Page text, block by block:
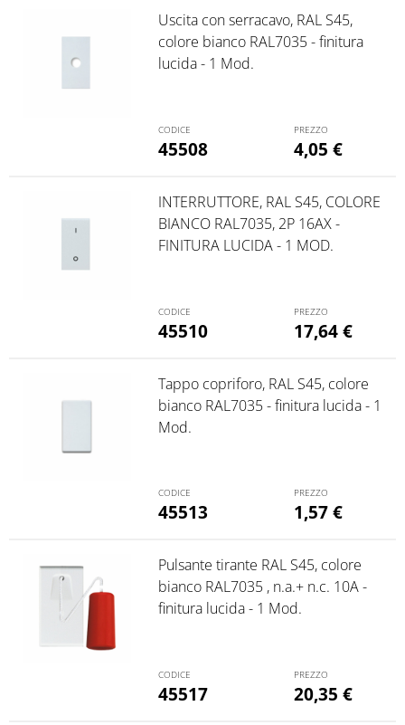
45508
Uscita con serracavo, RAL S45,
colore bianco RAL7035 - finitura
lucida - 1 Mod.
4,05 €
45510
INTERRUTTORE, RAL S45, COLORE
BIANCO RAL7035, 2P 16AX -
FINITURA LUCIDA - 1 MOD.
17,64€
45513
Tappo copriforo, RAL S45, colore
bianco RAL7035 - finitura lucida - 1
Mod.
1,57€
45517
Pulsante tirante RAL S45, colore
bianco RAL7035 , n.a.+ n.c. 10A -
finitura lucida - 1 Mod.
20,35 €